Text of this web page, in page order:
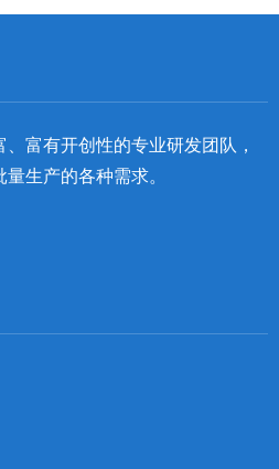
富有开创性的专业研发团队，
生产的各种需求。